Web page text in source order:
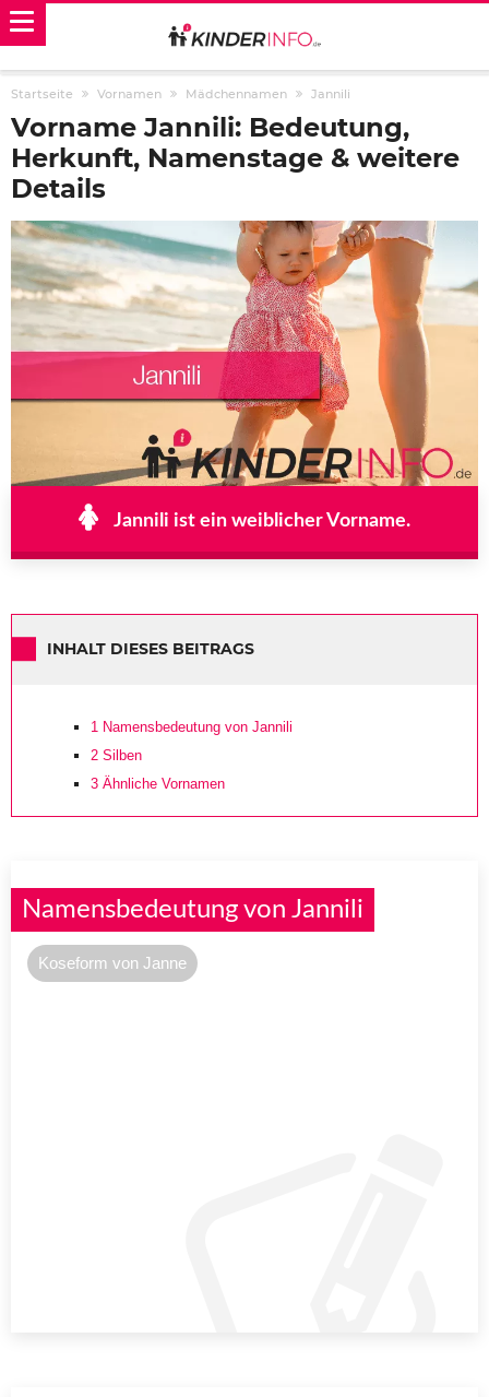
Startseite Vornamen Mädchennamen Jannili
Vorname Jannili: Bedeutung,
Herkunft, Namenstage & weitere
Details
Jannili ist ein weiblicher Vorname.
INHALT DIESES BEITRAGS
1 Namensbedeutung von Jannili
2 Silben
3 Ähnliche Vornamen
Namensbedeutung von Jannili
Koseform von Janne